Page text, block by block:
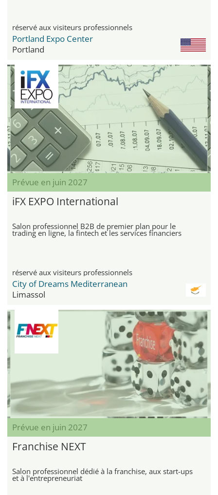
réservé aux visiteurs professionnels
Portland Expo Center
Portland
Prévue en juin 2027
iFX EXPO International
Salon professionnel B2B de premier plan pour le
trading en ligne, la fintech et les services financiers
réservé aux visiteurs professionnels
City of Dreams Mediterranean
Limassol
Prévue en juin 2027
Franchise NEXT
Salon professionnel dédié à la franchise, aux start-ups
et à l'entrepreneuriat